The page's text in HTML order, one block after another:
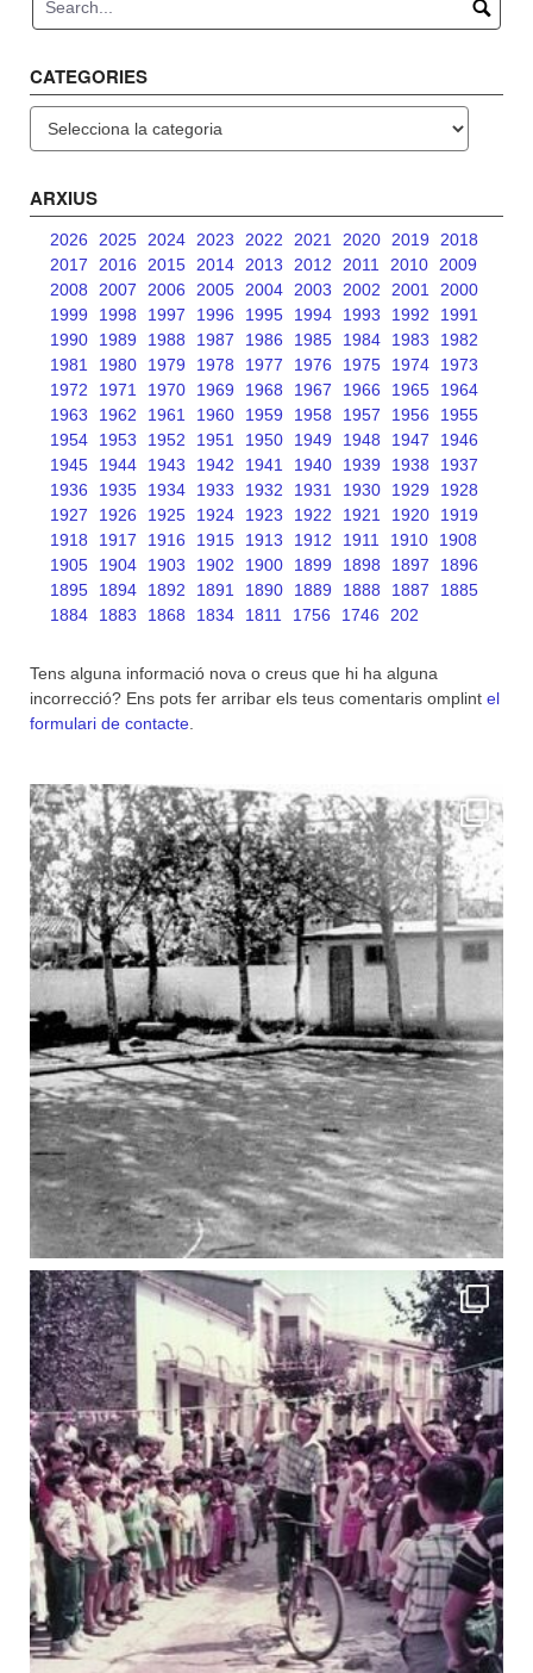
CATEGORIES
ARXIUS
2026 2025 2024 2023 2022 2021 2020 2019
2018
2017
2016 2015 2014 2013 2012 2011 2010
2009
2008
2007 2006 2005 2004 2003 2002 2001
2000
1999
1998 1997 1996 1995 1994 1993 1992
1991
1990
1989 1988 1987 1986 1985 1984 1983
1982
1981
1980 1979 1978 1977 1976 1975 1974
1973
1972
1971 1970 1969 1968 1967 1966 1965
1964
1963
1962 1961 1960 1959 1958 1957 1956
1955
1954
1953 1952 1951 1950 1949 1948 1947
1946
1945
1944 1943 1942 1941 1940 1939 1938
1937
1936
1935 1934 1933 1932 1931 1930 1929
1928
1927
1926 1925 1924 1923 1922 1921 1920
1919
1918
1917 1916 1915 1913 1912 1911 1910
1908
1905
1904 1903 1902 1900 1899 1898 1897
1896
1895
1894 1892 1891 1890 1889 1888 1887
1885
1884
1883 1868 1834 1811 1756 1746 202
Tens alguna informació nova o creus que hi ha alguna
incorrecció? Ens pots fer arribar els teus comentaris omplint el
formulari de contacte